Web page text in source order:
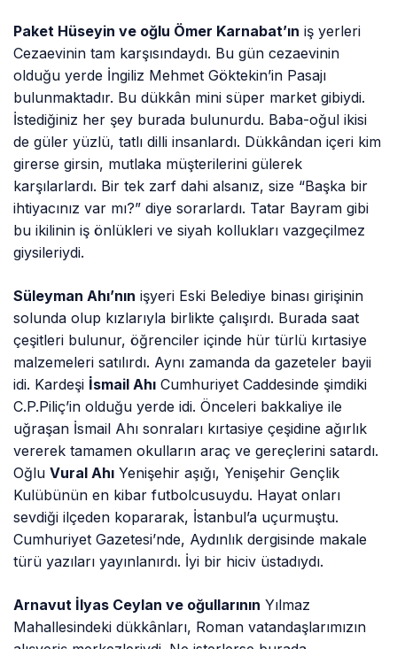
Paket Hüseyin ve oğlu Ömer Karnabat’ın iş yerleri
Cezaevinin tam karşısındaydı. Bu gün cezaevinin
olduğu yerde İngiliz Mehmet Göktekin’in Pasajı
bulunmaktadır. Bu dükkân mini süper market gibiydi.
İstediğiniz her şey burada bulunurdu. Baba-oğul ikisi
de güler yüzlü, tatlı dilli insanlardı. Dükkândan içeri kim
girerse girsin, mutlaka müşterilerini gülerek
karşılarlardı. Bir tek zarf dahi alsanız, size “Başka bir
ihtiyacınız var mı?” diye sorarlardı. Tatar Bayram gibi
bu ikilinin iş önlükleri ve siyah kollukları vazgeçilmez
giysileriydi.
Süleyman Ahı’nın işyeri Eski Belediye binası girişinin
solunda olup kızlarıyla birlikte çalışırdı. Burada saat
çeşitleri bulunur, öğrenciler içinde hür türlü kırtasiye
malzemeleri satılırdı. Aynı zamanda da gazeteler bayii
idi. Kardeşi İsmail Ahı Cumhuriyet Caddesinde şimdiki
C.P.Piliç’in olduğu yerde idi. Önceleri bakkaliye ile
uğraşan İsmail Ahı sonraları kırtasiye çeşidine ağırlık
vererek tamamen okulların araç ve gereçlerini satardı.
OğluVural Ahı Yenişehir aşığı, Yenişehir Gençlik
Kulübünün en kibar futbolcusuydu. Hayat onları
sevdiği ilçeden kopararak, İstanbul’a uçurmuştu.
Cumhuriyet Gazetesi’nde, Aydınlık dergisinde makale
türü yazıları yayınlanırdı. İyi bir hiciv üstadıydı.
Arnavut İlyas Ceylan ve oğullarının Yılmaz
Mahallesindeki dükkânları, Roman vatandaşlarımızın